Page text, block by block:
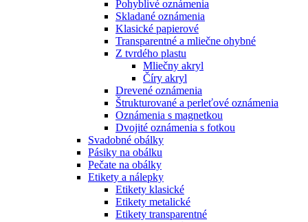
Pohyblivé oznámenia
Skladané oznámenia
Klasické papierové
Transparentné a mliečne ohybné
Z tvrdého plastu
Mliečny akryl
Číry akryl
Drevené oznámenia
Štrukturované a perleťové oznámenia
Oznámenia s magnetkou
Dvojité oznámenia s fotkou
Svadobné obálky
Pásiky na obálku
Pečate na obálky
Etikety a nálepky
Etikety klasické
Etikety metalické
Etikety transparentné